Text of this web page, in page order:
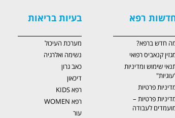
רפא
חדש ברפא?
קנאביס רפואי
שימוש ומדיניות
פרטיות
פרטיות –
לעבודה
בעיות בריאות
מערכת העיכול
נשימה ואלרגיה
כאב גרון
דיכאון
רפא KIDS
רפא WOMEN
עור